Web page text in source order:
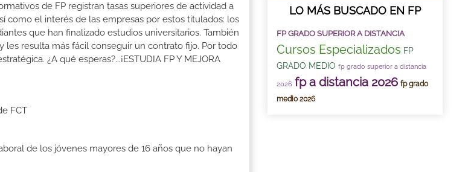
de FP registran tasas superiores de actividad a
como el interés de las empresas por estos titulados: los
que han finalizado estudios universitarios. También
resulta más fácil conseguir un contrato fijo. Por todo
¿A qué esperas?...¡ESTUDIA FP Y MEJORA
FCT
de los jóvenes mayores de 16 años que no hayan
LO MÁS BUSCADO EN FP
FP GRADO SUPERIOR A DISTANCIA
Cursos Especializados FP
GRADO MEDIO fp grado superior a distancia
2026 fp a distancia 2026 fp grado
medio 2026